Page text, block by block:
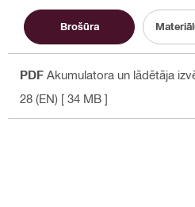
Brošūra
PDF Akumulatora un lādētāja
28 (EN) [ 34 MB ]